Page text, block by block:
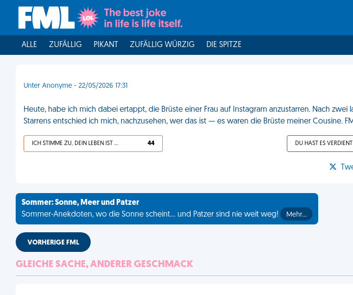
ALLE ZUFÄLLIG PIKANT ZUFÄLLIG WÜRZIG DIE SPITZE
Unter Anonyme - 22/05/2026 17:31
Heute, habe ich mich dabei ertappt, die Brüste einer Frau auf Instagram anzustarren. Nach zwei
Starrens entschied ich mich, nachzusehen, wer das ist — es waren die Brüste meiner Cousine.
ICH STIMME ZU, DEIN LEBEN IST SCHEISSE 44 DU HAST ES VERDIENT
Sommer: Sonne, Meer und Patzer
Sommer-Anekdoten, wo die Sonne scheint... und Patzer sind nie weit weg!
Mehr…
VORHERIGE FML
GLEICHE SACHE, ANDERER GESCHMACK